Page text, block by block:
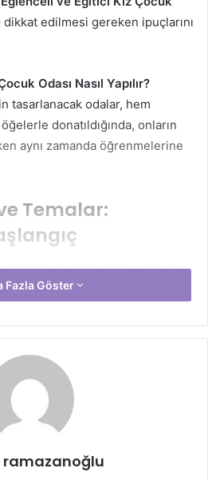
dikkat edilmesi gereken ipuçlarını
Odası Nasıl Yapılır?
tasarlanacak odalar, hem
donatıldığında, onların
aynı zamanda öğrenmelerine
Temalar:
ilk adım, doğru renk ve
ruh halini ve odada
yeşili ve açık mavi gibi
yaratır hem de odanın daha
ilgi alanlarına göre
doğa temalı bir oda, çocuğun
yardımcı olabilir. Hayvan
Fazla Göster
ramazanoğlu